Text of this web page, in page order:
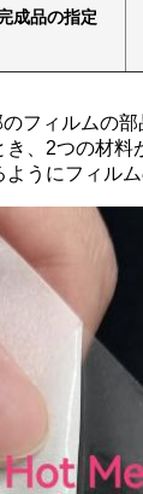
成品の指定
フィルムの
、2つの材
うにフィル